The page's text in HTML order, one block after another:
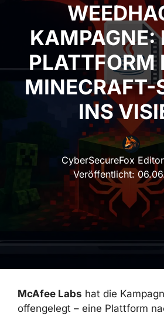
MINECRAFT-
INS
CyberSecureFox
Veröffentlicht:
McAfee Labs hat die
offengelegt – eine Plattform